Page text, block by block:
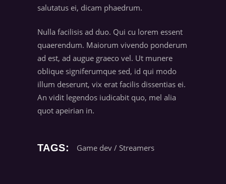
salutatus ei, dicam phaedrum.
Nulla facilisis ad duo. Qui cu lorem essent
quaerendum. Maiorum vivendo ponderum
ad est, ad augue graeco vel. Ut munere
oblique signiferumque sed, id qui modo
illum deserunt, vix erat facilis dissentias ei.
An vidit legendos iudicabit quo, mel alia
quot apeirian in.
TAGS: Game dev / Streamers